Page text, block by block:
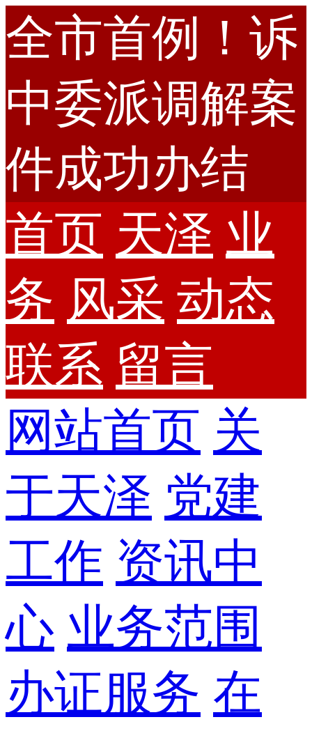
全市首例！诉
中委派调解案
件成功办结
首页 天泽 业
务 风采 动态
联系 留言
网站首页 关
于天泽 党建
工作 资讯中
心 业务范围
办证服务 在